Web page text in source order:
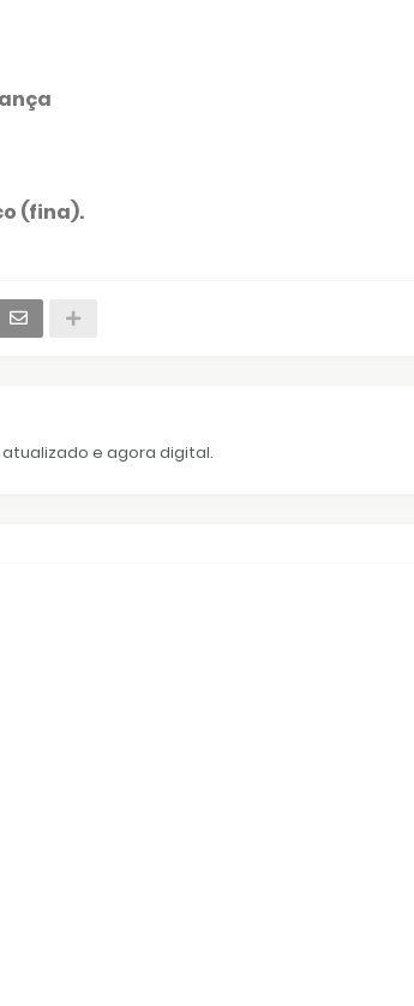
(fina).
e agora digital.